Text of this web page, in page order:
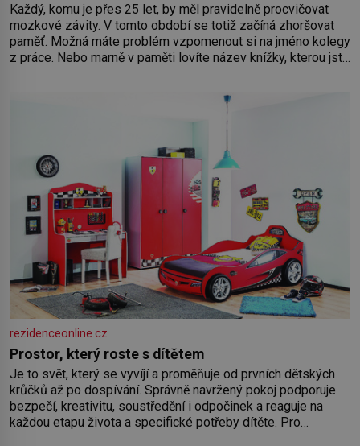
Každý, komu je přes 25 let, by měl pravidelně procvičovat
mozkové závity. V tomto období se totiž začíná zhoršovat
paměť. Možná máte problém vzpomenout si na jméno kolegy
z práce. Nebo marně v paměti lovíte název knížky, kterou jste
rezidenceonline.cz
Prostor, který roste s dítětem
Je to svět, který se vyvíjí a proměňuje od prvních dětských
krůčků až po dospívání. Správně navržený pokoj podporuje
bezpečí, kreativitu, soustředění i odpočinek a reaguje na
každou etapu života a specifické potřeby dítěte. Pro